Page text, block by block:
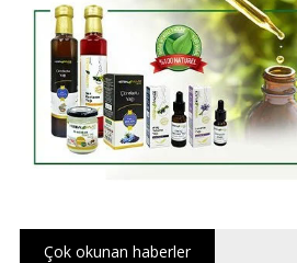
Çok okunan haberler